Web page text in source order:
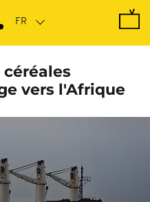
vers l'Afrique